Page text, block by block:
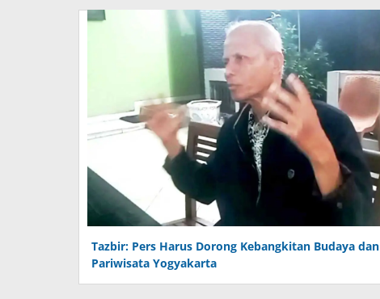
Tazbir: Pers Harus Dorong Kebangkitan Budaya dan
Pariwisata Yogyakarta